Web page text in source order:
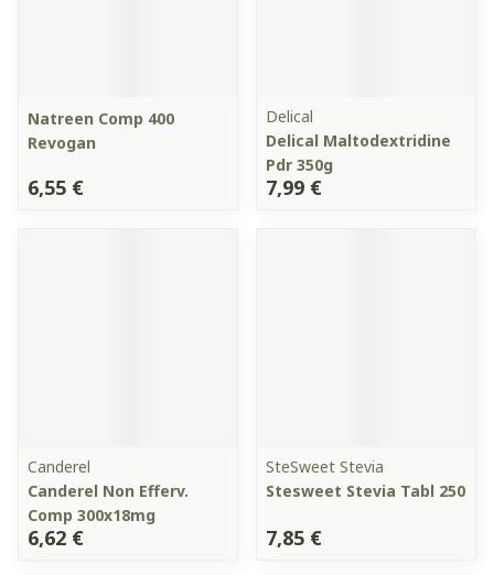
Natreen Comp 400
Revogan
6,55 €
Delical
Delical Maltodextridine
Pdr 350g
7,99 €
Canderel
Canderel Non Efferv.
Comp 300x18mg
6,62 €
SteSweet Stevia
Stesweet Stevia Tabl 250
7,85 €